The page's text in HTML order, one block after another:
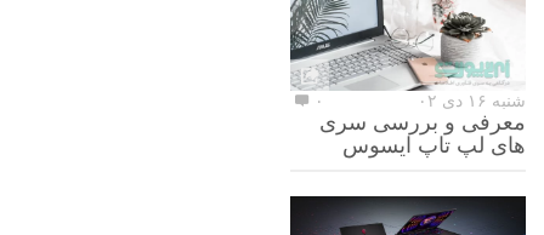
شنبه ۱۶ دی ۰۲ ۰
معرفی و بررسی سری
های لپ تاپ ایسوس